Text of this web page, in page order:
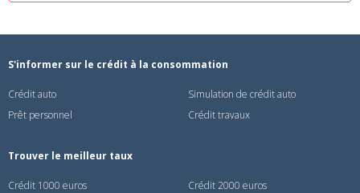
S'informer sur le crédit à la consommation
Crédit auto
Simulation de crédit auto
Prêt personnel
Crédit travaux
Trouver le meilleur taux
Crédit 1000 euros
Crédit 2000 euros